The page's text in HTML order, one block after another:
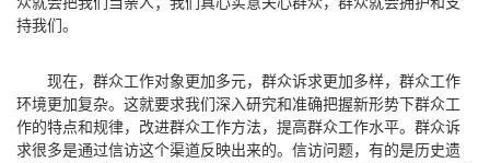
持我们。
现在，群众工作对象更加多元，群众诉求更加多样，群众工作
环境更加复杂。这就要求我们深入研究和准确把握新形势下群众工
作的特点和规律，改进群众工作方法，提高群众工作水平。群众诉
求很多是通过信访这个渠道反映出来的。信访问题，有的是历史遗